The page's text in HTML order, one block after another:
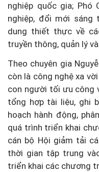
nghiệp quốc gia; Phó
nghiệp, đổi mới sáng
dung thiết thực về
truyền thông, quản lý
Theo chuyên gia
còn là công nghệ xa
con người tối ưu công
tổng hợp tài liệu, ghi
hoạch hành động,
quá trình triển khai
cán bộ Hội giảm tải
thời gian tập trung
triển khai các chương